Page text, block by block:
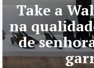
Take a
na
de